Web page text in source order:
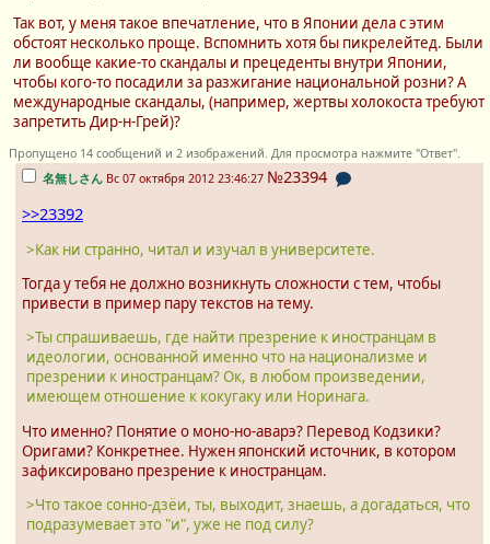
Так вот, у меня такое впечатление, что в Японии дела с этим
обстоят несколько проще. Вспомнить хотя бы пикрелейтед. Были
ли вообще какие-то скандалы и прецеденты внутри Японии,
чтобы кого-то посадили за разжигание национальной розни? А
международные скандалы, (например, жертвы холокоста требуют
запретить Дир-н-Грей)?
Пропущено 14 сообщений и 2 изображений. Для просмотра нажмите "Ответ".
名無しさん Вс 07 октября 2012 23:46:27 №23394
>>23392
>Как ни странно, читал и изучал в университете.
Тогда у тебя не должно возникнуть сложности с тем, чтобы
привести в пример пару текстов на тему.
>Ты спрашиваешь, где найти презрение к иностранцам в
идеологии, основанной именно что на национализме и
презрении к иностранцам? Ок, в любом произведении,
имеющем отношение к кокугаку или Норинага.
Что именно? Понятие о моно-но-аварэ? Перевод Кодзики?
Оригами? Конкретнее. Нужен японский источник, в котором
зафиксировано презрение к иностранцам.
>Что такое сонно-дзёи, ты, выходит, знаешь, а догадаться, что
подразумевает это "и", уже не под силу?